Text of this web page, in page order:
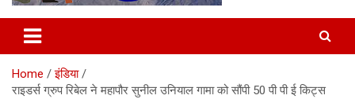
Latest News Today, Breaking
News, Uttarakhand News in
Hindi
Home
इंडिया
राइडर्स ग्रुप रिबेल ने महापौर सुनील उनियाल गामा को सौंपी 50 पी पी ई किट्स